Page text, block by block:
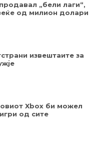
„бели лаги“,
од милион долари
извештаите за
Xbox би можел
од сите